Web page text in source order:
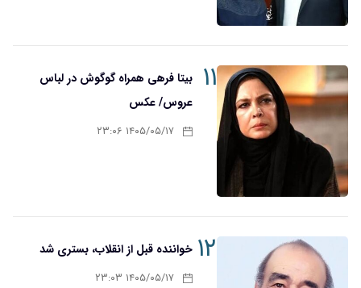
۱۱
بیتا فرهی همراه گوگوش در لباس
عروس/ عکس
۱۴۰۵/۰۵/۱۷ ۲۳:۰۶
۱۲ خواننده قبل از انقلاب، بستری شد
۱۴۰۵/۰۵/۱۷ ۲۳:۰۳